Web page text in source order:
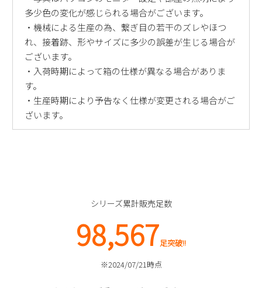
多少色の変化が感じられる場合がございます。
・機械による生産の為、繋ぎ目の若干のズレやほつ
れ、接着跡、形やサイズに多少の誤差が生じる場合が
ございます。
・入荷時期によって箱の仕様が異なる場合がありま
す。
・生産時期により予告なく仕様が変更される場合がご
ざいます。
シリーズ累計販売足数
98,567足突破!!
※2024/07/21時点